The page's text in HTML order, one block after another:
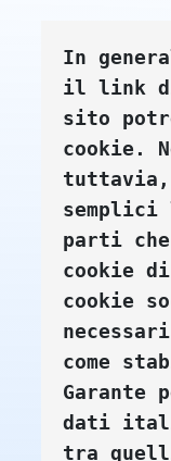
In
il link
sito
cookie.
parti
cookie
cookie
come
Garante
dati
tra